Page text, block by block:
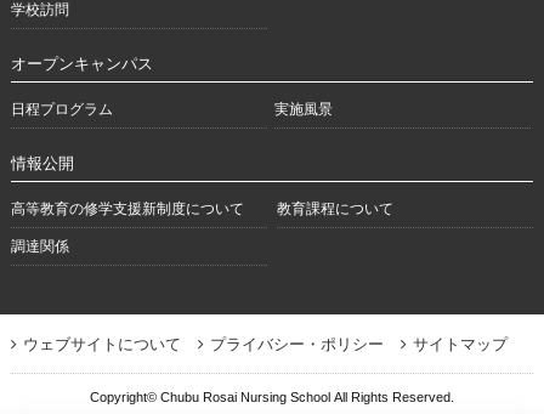
学校訪問
オープンキャンパス
日程プログラム 実施風景
情報公開
高等教育の修学支援新制度について 教育課程について
調達関係
ウェブサイトについて プライバシー・ポリシー サイトマップ
Copyright© Chubu Rosai Nursing School All Rights Reserved.